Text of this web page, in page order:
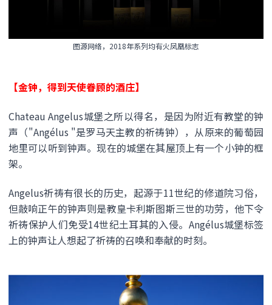
图源网络，2018年系列均有火凤凰标志
【金钟，得到天使眷顾的酒庄】
Chateau Angelus城堡之所以得名，是因为附近有教堂的钟
声（"Angélus "是罗马天主教的祈祷钟），从原来的葡萄园
地里可以听到钟声。现在的城堡在其屋顶上有一个小钟的框
架。
Angelus祈祷有很长的历史，起源于11世纪的修道院习俗，
但敲响正午的钟声则是教皇卡利斯图斯三世的功劳，他下令
祈祷保护人们免受14世纪土耳其的入侵。Angélus城堡标签
上的钟声让人想起了祈祷的召唤和奉献的时刻。